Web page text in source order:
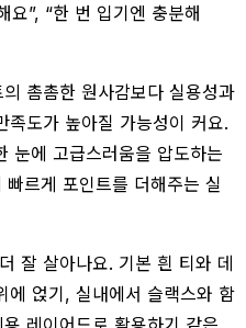
요”, “한 번 입기엔 충분해
촘촘한 원사감보다 실용성과
족도가 높아질 가능성이 커요.
눈에 고급스러움을 압도하는
빠르게 포인트를 더해주는 실
잘 살아나요. 기본 흰 티와 데
에 얹기, 실내에서 슬랙스와 함